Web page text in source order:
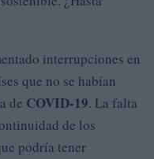
interrupciones en
que no se habían
de COVID-19. La falta
de los
podría tener